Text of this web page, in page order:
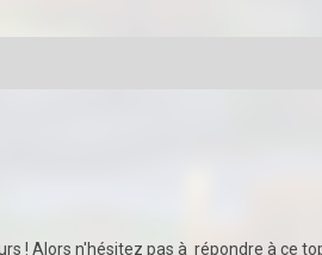
! Alors n'hésitez pas à répondre à ce